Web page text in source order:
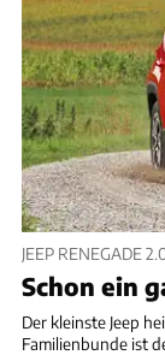
JEEP RENEGADE
Schon ein
Der kleinste Jeep
Familienbunde ist